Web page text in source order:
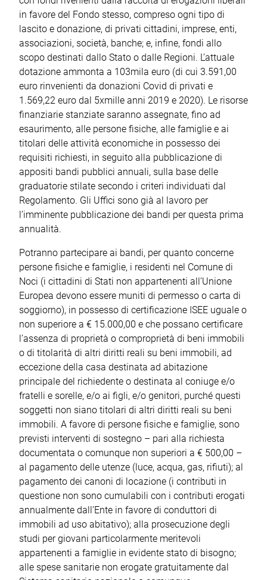
in favore del Fondo stesso, compreso ogni tipo di
lascito e donazione, di privati cittadini, imprese, enti,
associazioni, società, banche; e, infine, fondi allo
scopo destinati dallo Stato o dalle Regioni. L’attuale
dotazione ammonta a 103mila euro (di cui 3.591,00
euro rinvenienti da donazioni Covid di privati e
1.569,22 euro dal 5xmille anni 2019 e 2020). Le risorse
finanziarie stanziate saranno assegnate, fino ad
esaurimento, alle persone fisiche, alle famiglie e ai
titolari delle attività economiche in possesso dei
requisiti richiesti, in seguito alla pubblicazione di
appositi bandi pubblici annuali, sulla base delle
graduatorie stilate secondo i criteri individuati dal
Regolamento. Gli Uffici sono già al lavoro per
l’imminente pubblicazione dei bandi per questa prima
annualità.
Potranno partecipare ai bandi, per quanto concerne
persone fisiche e famiglie, i residenti nel Comune di
Noci (i cittadini di Stati non appartenenti all’Unione
Europea devono essere muniti di permesso o carta di
soggiorno), in possesso di certificazione ISEE uguale o
non superiore a € 15.000,00 e che possano certificare
l’assenza di proprietà o comproprietà di beni immobili
o di titolarità di altri diritti reali su beni immobili, ad
eccezione della casa destinata ad abitazione
principale del richiedente o destinata al coniuge e/o
fratelli e sorelle, e/o ai figli, e/o genitori, purché questi
soggetti non siano titolari di altri diritti reali su beni
immobili. A favore di persone fisiche e famiglie, sono
previsti interventi di sostegno – pari alla richiesta
documentata o comunque non superiori a € 500,00 –
al pagamento delle utenze (luce, acqua, gas, rifiuti); al
pagamento dei canoni di locazione (i contributi in
questione non sono cumulabili con i contributi erogati
annualmente dall’Ente in favore di conduttori di
immobili ad uso abitativo); alla prosecuzione degli
studi per giovani particolarmente meritevoli
appartenenti a famiglie in evidente stato di bisogno;
alle spese sanitarie non erogate gratuitamente dal